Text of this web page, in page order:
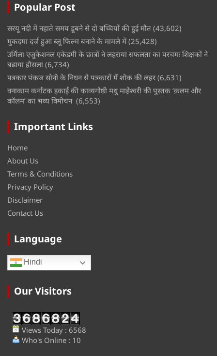
Popular Post
सरयू नदी में नहाते समय डूबने से दो बच्चियों की हुई मौत (43,602)
मुकदमा दर्ज हुआ ब्लू फिल्म बनाने के मामले में (25,428)
उर्मिला एजुकेशनल एकेडमी के छात्रों ने लहराया सफलता का परचमः शिक्षकों ने
बढाया हौसला (6,734)
पत्रकार पंकज सोनी के निधन से पत्रकारों में शोक की लहर (6,631)
वनाकाम कर्नाटक इकाई की काव्यगोष्ठी मधु माहेश्वरी की पुस्तक ‘क़लम और
कॉलम’ का भव्य विमोचन (6,553)
Important Links
Home
About Us
Terms & Conditions
Privacy Policy
Disclaimer
Contact Us
Language
Hindi
Our Visitors
Views Today : 6568
Who's Online : 10